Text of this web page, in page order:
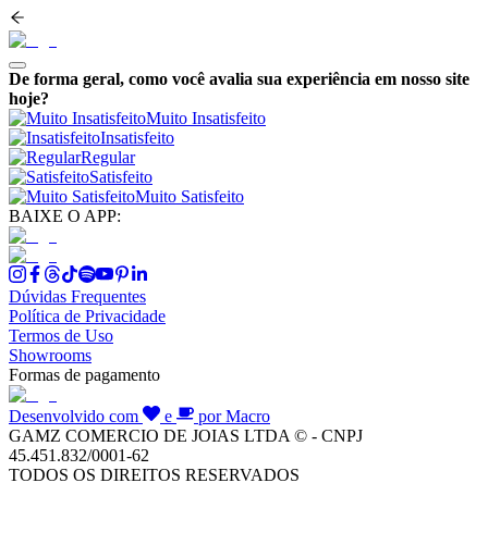
De forma geral, como você avalia sua experiência em nosso site
hoje?
Muito Insatisfeito
Insatisfeito
Regular
Satisfeito
Muito Satisfeito
BAIXE O APP:
Dúvidas Frequentes
Política de Privacidade
Termos de Uso
Showrooms
Formas de pagamento
Desenvolvido com e
por Macro
GAMZ COMERCIO DE JOIAS LTDA © - CNPJ
45.451.832/0001-62
TODOS OS DIREITOS RESERVADOS